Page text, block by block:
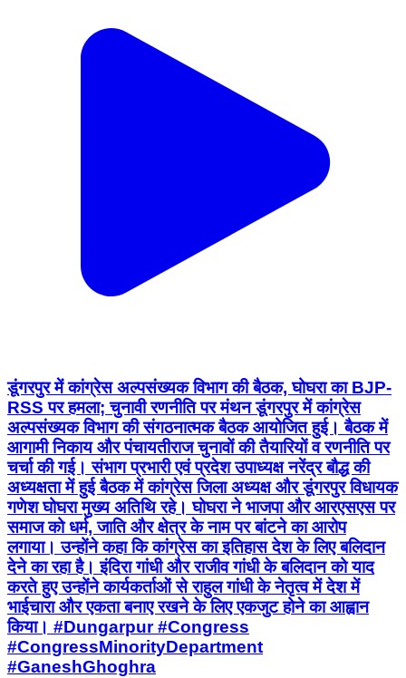
डूंगरपुर में कांग्रेस अल्पसंख्यक विभाग की बैठक, घोघरा का BJP-
RSS पर हमला; चुनावी रणनीति पर मंथन डूंगरपुर में कांग्रेस
अल्पसंख्यक विभाग की संगठनात्मक बैठक आयोजित हुई। बैठक में
आगामी निकाय और पंचायतीराज चुनावों की तैयारियों व रणनीति पर
चर्चा की गई। संभाग प्रभारी एवं प्रदेश उपाध्यक्ष नरेंद्र बौद्ध की
अध्यक्षता में हुई बैठक में कांग्रेस जिला अध्यक्ष और डूंगरपुर विधायक
गणेश घोघरा मुख्य अतिथि रहे। घोघरा ने भाजपा और आरएसएस पर
समाज को धर्म, जाति और क्षेत्र के नाम पर बांटने का आरोप
लगाया। उन्होंने कहा कि कांग्रेस का इतिहास देश के लिए बलिदान
देने का रहा है। इंदिरा गांधी और राजीव गांधी के बलिदान को याद
करते हुए उन्होंने कार्यकर्ताओं से राहुल गांधी के नेतृत्व में देश में
भाईचारा और एकता बनाए रखने के लिए एकजुट होने का आह्वान
किया। #Dungarpur #Congress
#CongressMinorityDepartment
#GaneshGhoghra